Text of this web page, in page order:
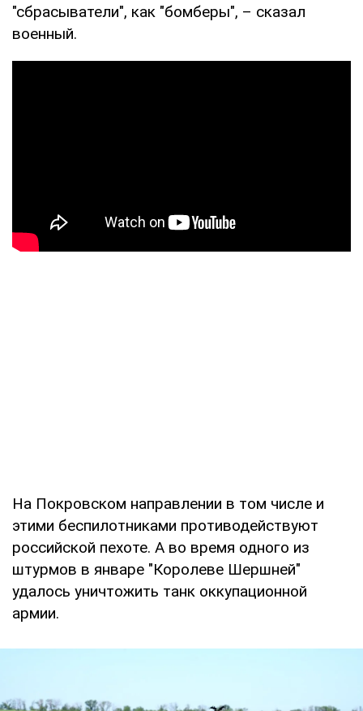
"сбрасыватели", как "бомберы", – сказал
военный.
На Покровском направлении в том числе и
этими беспилотниками противодействуют
российской пехоте. А во время одного из
штурмов в январе "Королеве Шершней"
удалось уничтожить танк оккупационной
армии.